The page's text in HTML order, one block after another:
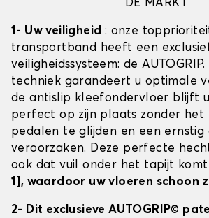
DE MARKT
1- Uw veiligheid : onze
transportband heeft een
veiligheidssysteem: de
techniek garandeert u optimale
de antislip kleefondervloer blijft
perfect op zijn plaats zonder het
pedalen te glijden en een ernstig
veroorzaken. Deze perfecte
ook dat vuil onder het tapijt komt
1], waardoor uw vloeren schoon
2- Dit exclusieve AUTOGRIP©